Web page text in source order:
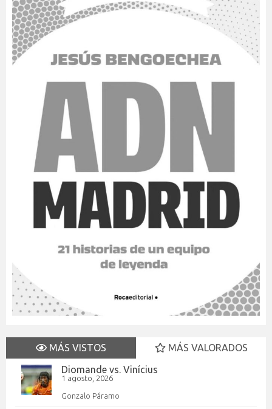
MÁS VISTOS
MÁS VALORADOS
Diomande vs. Vinícius
1 agosto, 2026
Gonzalo Páramo